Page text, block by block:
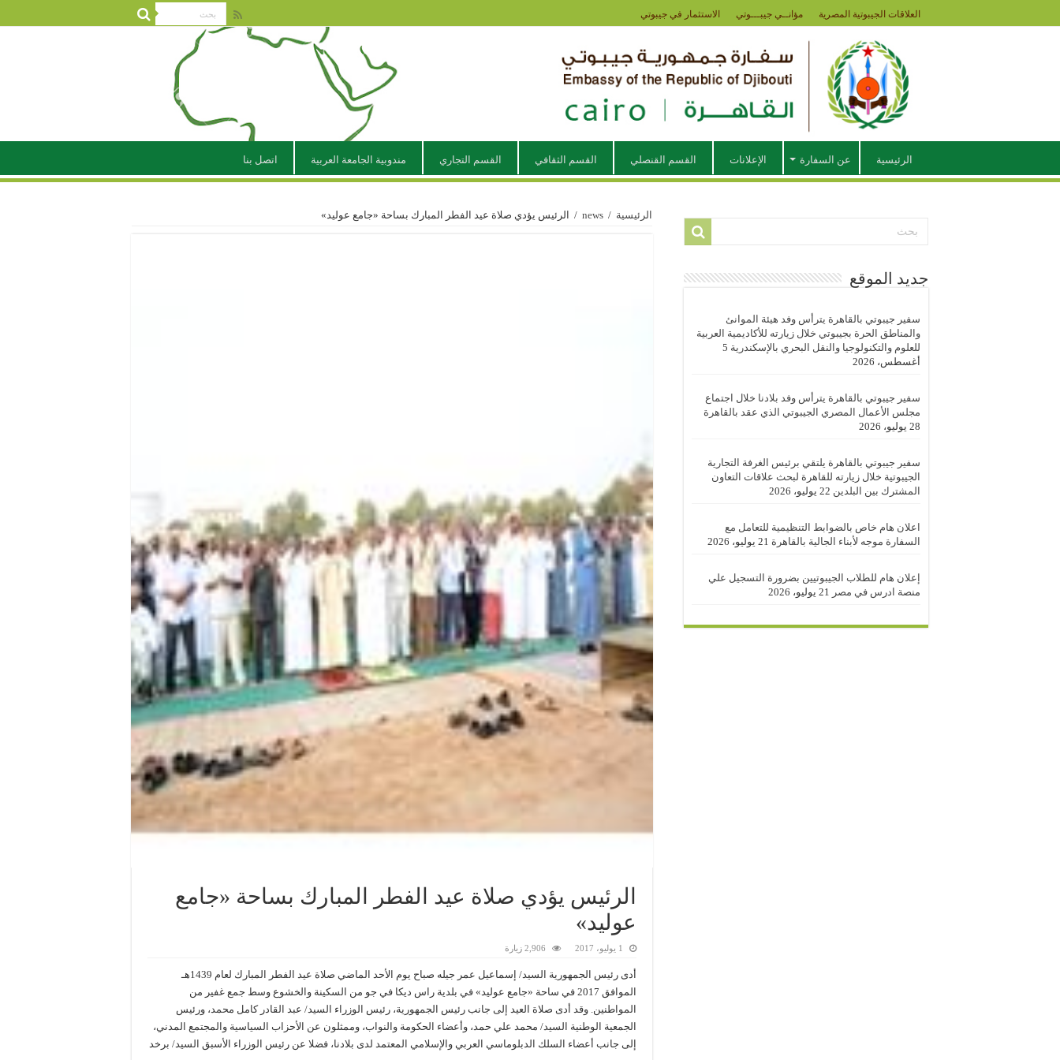
العلاقات الجيبوتية المصرية مؤانــي جيبـــوتي الاستثمار في جيبوتي
الرئيسية عن السفارة الإعلانات القسم القنصلي القسم الثقافي القسم التجاري مندوبية الجامعة العربية اتصل بنا
الرئيسية /
news
/ الرئيس يؤدي صلاة عيد الفطر المبارك بساحة «جامع عوليد»
الرئيس يؤدي صلاة عيد الفطر المبارك بساحة «جامع
عوليد»
1 يوليو، 2017 2,906 زيارة
أدى رئيس الجمهورية السيد/ إسماعيل عمر جيله صباح يوم الأحد الماضي صلاة عيد الفطر المبارك لعام 1439هـ
الموافق 2017 في ساحة «جامع عوليد» في بلدية راس ديكا في جو من السكينة والخشوع وسط جمع غفير من
المواطنين. وقد أدى صلاة العيد إلى جانب رئيس الجمهورية، رئيس الوزراء السيد/ عبد القادر كامل محمد، ورئيس
الجمعية الوطنية السيد/ محمد علي حمد، وأعضاء الحكومة والنواب، وممثلون عن الأحزاب السياسية والمجتمع المدني،
إلى جانب أعضاء السلك الدبلوماسي العربي والإسلامي المعتمد لدى بلادنا، فضلا عن رئيس الوزراء الأسبق السيد/ برخد
جديد الموقع
سفير جيبوتي بالقاهرة يترأس وفد هيئة الموانئ
والمناطق الحرة بجيبوتي خلال زيارته للأكاديمية العربية
للعلوم والتكنولوجيا والنقل البحري بالإسكندرية 5
أغسطس، 2026
سفير جيبوتي بالقاهرة يترأس وفد بلادنا خلال اجتماع
مجلس الأعمال المصري الجيبوتي الذي عقد بالقاهرة
28 يوليو، 2026
سفير جيبوتي بالقاهرة يلتقي برئيس الغرفة التجارية
الجيبوتية خلال زيارته للقاهرة لبحث علاقات التعاون
المشترك بين البلدين 22 يوليو، 2026
اعلان هام خاص بالضوابط التنظيمية للتعامل مع
السفارة موجه لأبناء الجالية بالقاهرة 21 يوليو، 2026
إعلان هام للطلاب الجيبوتيين بضرورة التسجيل علي
منصة ادرس في مصر
21 يوليو، 2026